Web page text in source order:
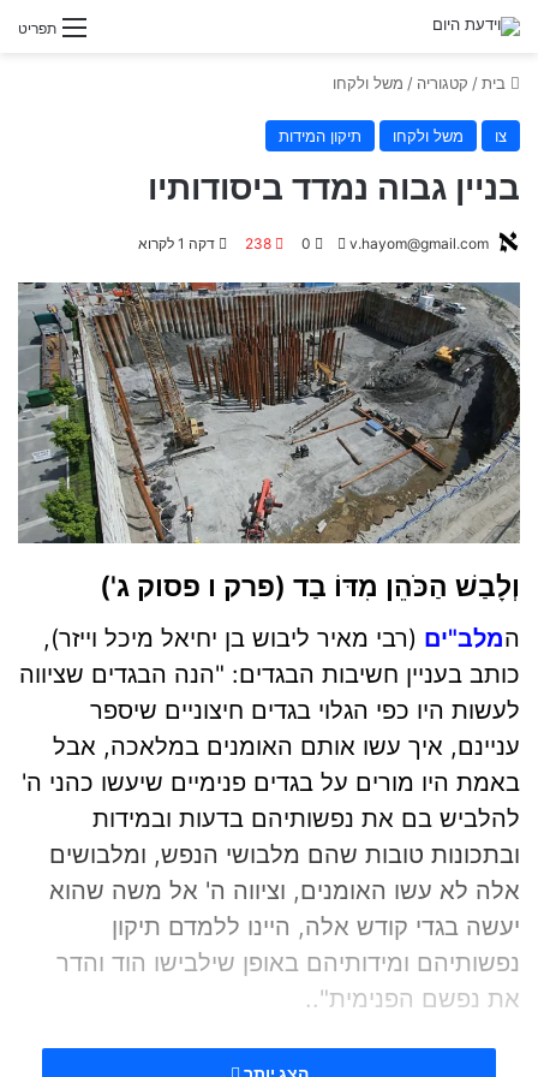
תפריט
בית/ קטגוריה / משל ולקחו
צו משל ולקחו תיקון המידות
בניין גבוה נמדד ביסודותיו
v.hayom@gmail.com
n
d
a
n
e
m
a
i
0
238 דקה 1 לקרוא
וְלָבַשׁ הַכֹּהֵן מִדּוֹ בַד (פרק ו פסוק ג')
המלב"ים (רבי מאיר ליבוש בן יחיאל מיכל וייזר),
כותב בעניין חשיבות הבגדים: "הנה הבגדים שציווה
לעשות היו כפי הגלוי בגדים חיצוניים שיספר
עניינם, איך עשו אותם האומנים במלאכה, אבל
באמת היו מורים על בגדים פנימיים שיעשו כהני ה'
להלביש בם את נפשותיהם בדעות ובמידות
ובתכונות טובות שהם מלבושי הנפש, ומלבושים
אלה לא עשו האומנים, וציווה ה' אל משה שהוא
יעשה בגדי קודש אלה, היינו ללמדם תיקון
נפשותיהם ומידותיהם באופן שילבישו הוד והדר
את נפשם הפנימית"..
המלבי"ם מבאר לנו כמה חשוב שלכהנים יהיה
הצג יותר